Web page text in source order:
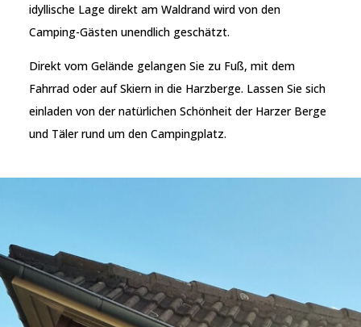
idyllische Lage direkt am Waldrand wird von den
Camping-Gästen unendlich geschätzt.
Direkt vom Gelände gelangen Sie zu Fuß, mit dem
Fahrrad oder auf Skiern in die Harzberge. Lassen Sie sich
einladen von der natürlichen Schönheit der Harzer Berge
und Täler rund um den Campingplatz.